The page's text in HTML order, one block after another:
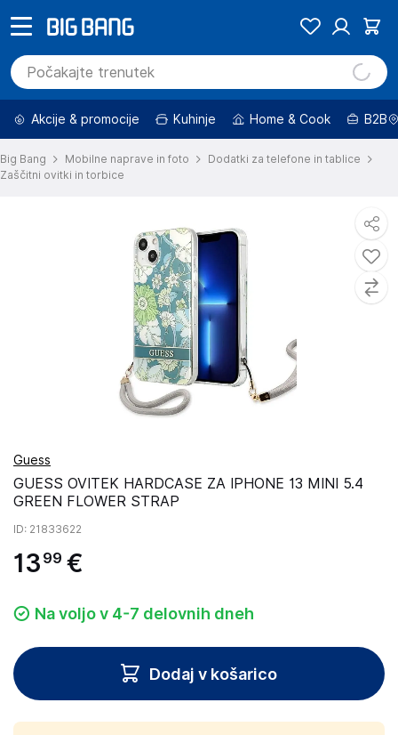
Akcije & promocije Kuhinje Home & Cook B2B
Big Bang Mobilne naprave in foto
Dodatki za telefone in tablice
Zaščitni ovitki in torbice
Guess
GUESS OVITEK HARDCASE ZA IPHONE 13 MINI 5.4
GREEN FLOWER STRAP
ID: 21833622
13 99 €
Na voljo v 4-7 delovnih dneh
Dodaj v košarico